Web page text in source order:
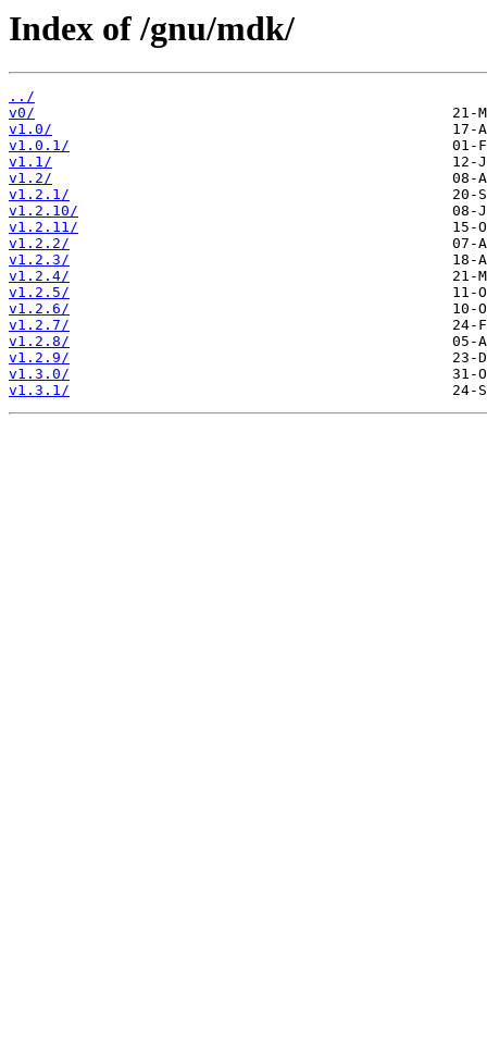
Index of /gnu/mdk/
../
v0/
v1.0/
v1.0.1/
v1.1/
v1.2/
v1.2.1/
v1.2.10/
v1.2.11/
v1.2.2/
v1.2.3/
v1.2.4/
v1.2.5/
v1.2.6/
v1.2.7/
v1.2.8/
v1.2.9/
v1.3.0/
v1.3.1/